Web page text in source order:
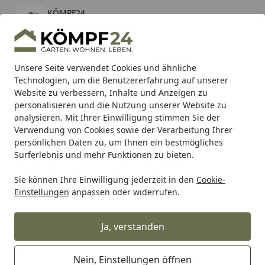
Unsere Seite verwendet Cookies und ähnliche
Technologien, um die Benutzererfahrung auf unserer
Website zu verbessern, Inhalte und Anzeigen zu
personalisieren und die Nutzung unserer Website zu
analysieren. Mit Ihrer Einwilligung stimmen Sie der
Verwendung von Cookies sowie der Verarbeitung Ihrer
persönlichen Daten zu, um Ihnen ein bestmögliches
Surferlebnis und mehr Funktionen zu bieten.
Sie können Ihre Einwilligung jederzeit in den Cookie-
Einstellungen anpassen oder widerrufen.
Ja, verstanden
Nein, Einstellungen öffnen
KÖMPF24
kostenlos - Im App Store
Hotline
Alle Produkte
Mein Konto
Suchen
Karibu Pools inkl. gratis Sandfilteranlage & Pool-
Starterset (Gesamtwert bis 468,99€)
Startseite
Baas Trichter
Baas Trichter
Ihre Artikelübersicht